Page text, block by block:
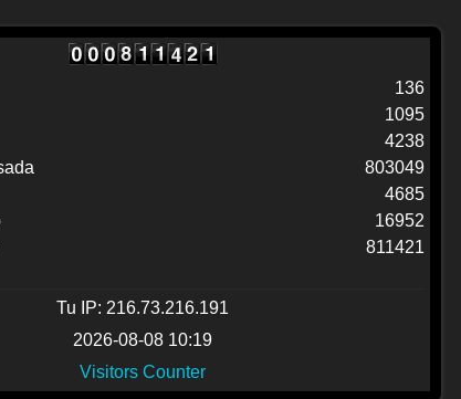
136
1095
4238
803049
4685
16952
811421
Tu IP: 216.73.216.191
2026-08-08 10:19
Visitors Counter